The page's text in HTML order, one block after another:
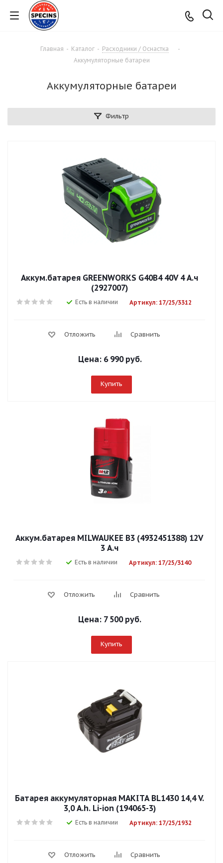
Главная - Каталог - Расходники / Оснастка
-
Аккумуляторные батареи
Аккумуляторные батареи
Фильтр
Аккум.батарея GREENWORKS G40B4 40V 4 А.ч
(2927007)
Есть в наличии Артикул: 17/25/3312
Отложить Сравнить
Цена: 6 990 руб.
Купить
Аккум.батарея MILWAUKEE B3 (4932451388) 12V
3 А.ч
Есть в наличии Артикул: 17/25/3140
Отложить Сравнить
Цена: 7 500 руб.
Купить
Батарея аккумуляторная MAKITA BL1430 14,4 V.
3,0 А.h. Li-ion (194065-3)
Есть в наличии Артикул: 17/25/1932
Отложить Сравнить